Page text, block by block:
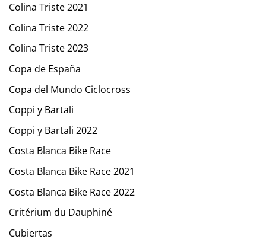
Colina Triste 2021
Colina Triste 2022
Colina Triste 2023
Copa de España
Copa del Mundo Ciclocross
Coppi y Bartali
Coppi y Bartali 2022
Costa Blanca Bike Race
Costa Blanca Bike Race 2021
Costa Blanca Bike Race 2022
Critérium du Dauphiné
Cubiertas